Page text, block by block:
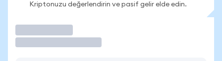
Kriptonuzu değerlendirin ve pasif gelir elde edin.